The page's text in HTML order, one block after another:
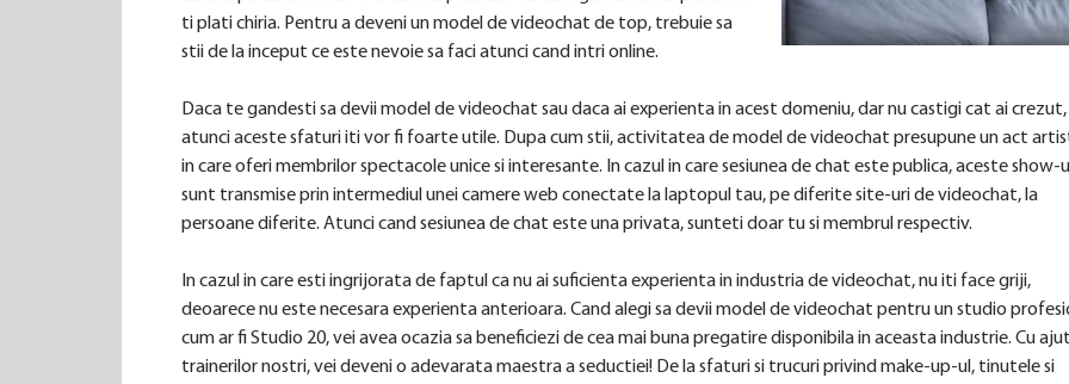
ti plati chiria. Pentru a deveni un model de videochat de top, trebuie sa
stii de la inceput ce este nevoie sa faci atunci cand intri online.
Daca te gandesti sa devii model de videochat sau daca ai experienta in acest domeniu, dar nu castigi cat ai crezut,
atunci aceste sfaturi iti vor fi foarte utile. Dupa cum stii, activitatea de model de videochat presupune un act
in care oferi membrilor spectacole unice si interesante. In cazul in care sesiunea de chat este publica, aceste show-
sunt transmise prin intermediul unei camere web conectate la laptopul tau, pe diferite site-uri de videochat, la
persoane diferite. Atunci cand sesiunea de chat este una privata, sunteti doar tu si membrul respectiv.
In cazul in care esti ingrijorata de faptul ca nu ai suficienta experienta in industria de videochat, nu iti face griji,
deoarece nu este necesara experienta anterioara. Cand alegi sa devii model de videochat pentru un studio
cum ar fi Studio 20, vei avea ocazia sa beneficiezi de cea mai buna pregatire disponibila in aceasta industrie. Cu
trainerilor nostri, vei deveni o adevarata maestra a seductiei! De la sfaturi si trucuri privind make-up-ul, tinutele si